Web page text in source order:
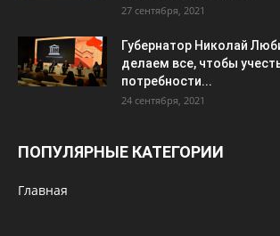
27 сентября, 2021
Губернатор Николай
делаем все, чтобы
потребности...
24 сентября, 2021
ПОПУЛЯРНЫЕ КАТЕГОРИИ
Главная